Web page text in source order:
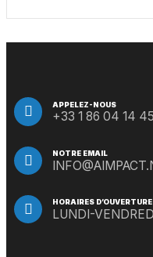
APPELEZ-NOUS
+33 1 86 04 14 45
NOTRE EMAIL
HORAIRES D’OUVERTURE
LUNDI-